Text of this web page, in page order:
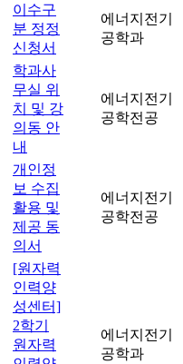
이수구
분 정정
신청서
에너지전기
공학과
학과사
무실 위
치 및 강
의동 안
내
에너지전기
공학전공
개인정
보 수집
활용 및
제공 동
의서
에너지전기
공학전공
[원자력
인력양
성센터]
2학기
원자력
에너지전기
공학과